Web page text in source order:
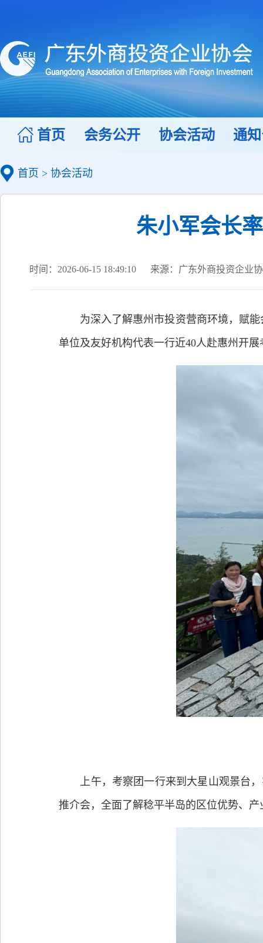
首页 会务公开 协会活动 通
首页 > 协会活动
朱小军会长
时间：2026-06-15 18:49:10 来源：广东外商投资企业
为深入了解惠州市投资营商环境，赋能
单位及友好机构代表一行近40人赴惠州开
上午，考察团一行来到大星山观景台，
推介会，全面了解稔平半岛的区位优势、